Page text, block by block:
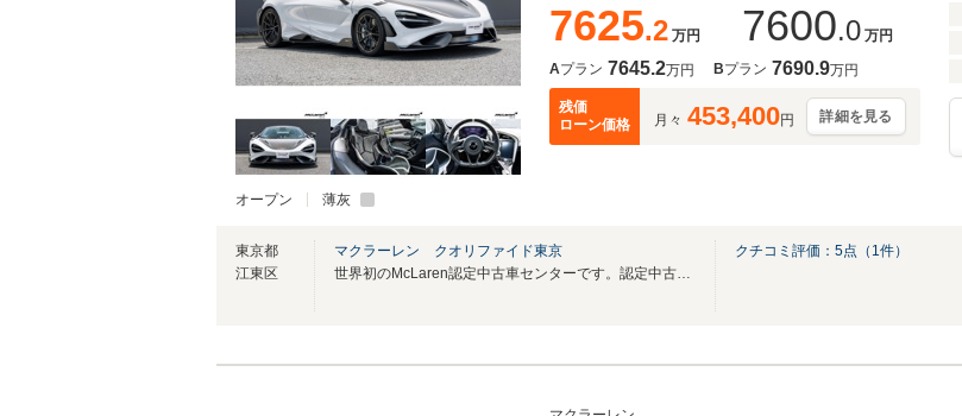
オープン 薄灰
7625.2 万円 7600.0 万円
Aプラン 7645.2万円 Bプラン 7690.9万円
残価
ローン価格
月々 453,400円 詳細を見る
東京都
江東区
マクラーレン クオリファイド東京
世界初のMcLaren認定中古車センターです。認定中古車保証2年付でご安心いただけます。
クチコミ評価： 5点（ 1件）